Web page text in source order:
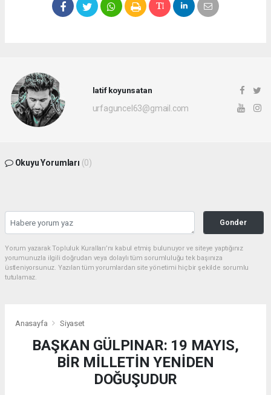
latif koyunsatan
urfaguncel63@gmail.com
Okuyu Yorumları (0)
Gonder
Yorum yazarak Topluluk Kuralları’nı kabul etmiş bulunuyor ve siteye yaptığınız
yorumunuzla ilgili doğrudan veya dolaylı tüm sorumluluğu tek başınıza
üstleniyorsunuz. Yazılan tüm yorumlardan site yönetimi hiçbir şekilde sorumlu
tutulamaz.
Anasayfa Siyaset
BAŞKAN GÜLPINAR: 19 MAYIS,
BİR MİLLETİN YENİDEN
DOĞUŞUDUR